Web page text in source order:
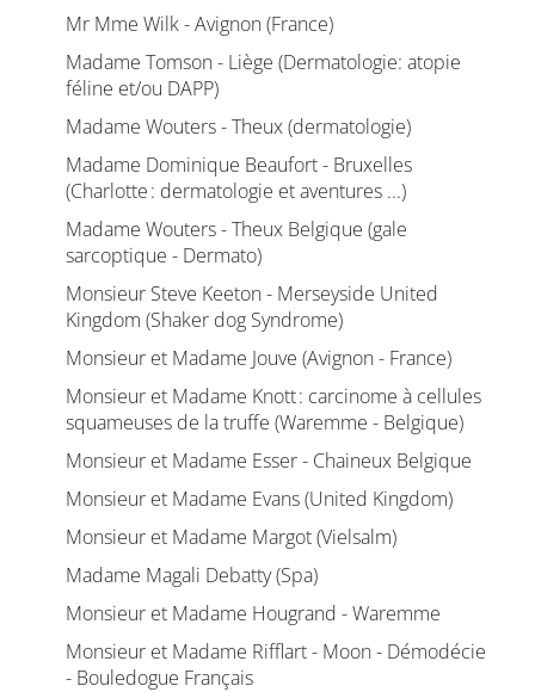
Mr Mme Wilk - Avignon (France)
Madame Tomson - Liège (Dermatologie: atopie
féline et/ou DAPP)
Madame Wouters - Theux (dermatologie)
Madame Dominique Beaufort - Bruxelles
(Charlotte : dermatologie et aventures ...)
Madame Wouters - Theux Belgique (gale
sarcoptique - Dermato)
Monsieur Steve Keeton - Merseyside United
Kingdom (Shaker dog Syndrome)
Monsieur et Madame Jouve (Avignon - France)
Monsieur et Madame Knott : carcinome à cellules
squameuses de la truffe (Waremme - Belgique)
Monsieur et Madame Esser - Chaineux Belgique
Monsieur et Madame Evans (United Kingdom)
Monsieur et Madame Margot (Vielsalm)
Madame Magali Debatty (Spa)
Monsieur et Madame Hougrand - Waremme
Monsieur et Madame Rifflart - Moon - Démodécie
- Bouledogue Français